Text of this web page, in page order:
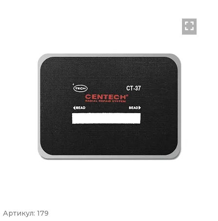
Артикул: 179